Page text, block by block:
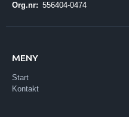
Org.nr: 556404-0474
MENY
Start
Kontakt